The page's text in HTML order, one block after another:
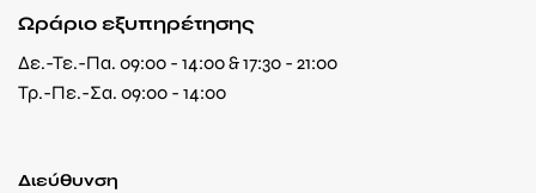
Ωράριο εξυπηρέτησης
Δε.-Τε.-Πα. 09:00 - 14:00 & 17:30 - 21:00
Τρ.-Πε.-Σα. 09:00 - 14:00
Διεύθυνση